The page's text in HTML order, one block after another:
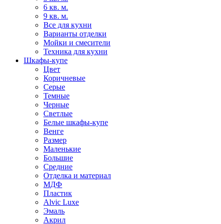
6 кв. м.
9 кв. м.
Все для кухни
Варианты отделки
Мойки и смесители
Техника для кухни
Шкафы-купе
Цвет
Коричневые
Серые
Темные
Черные
Светлые
Белые шкафы-купе
Венге
Размер
Маленькие
Большие
Средние
Отделка и материал
МДФ
Пластик
Alvic Luxe
Эмаль
Акрил